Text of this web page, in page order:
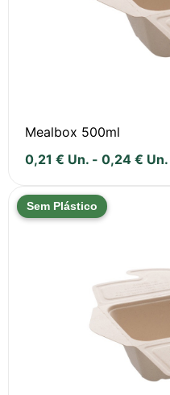
Mealbox 500ml
0,21 € Un. - 0,24 € Un.
Sem Plástico